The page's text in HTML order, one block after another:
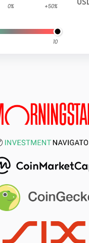
0% +50%
10